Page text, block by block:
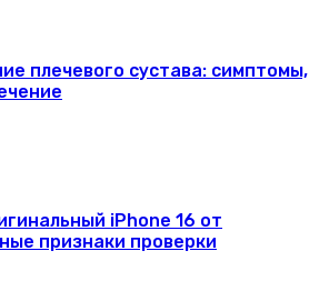
плечевого сустава: симптомы,
iPhone 16 от
признаки проверки